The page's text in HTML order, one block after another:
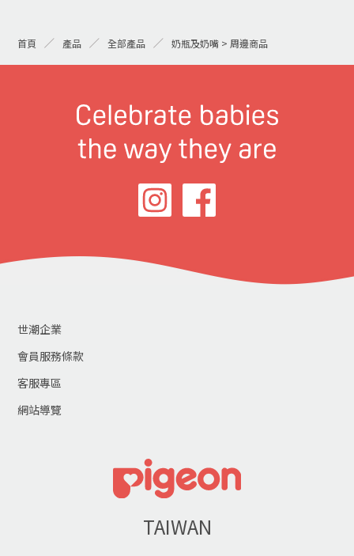
首頁 產品 全部產品 奶瓶及奶嘴 > 周邊商品
世潮企業
會員服務條款
客服專區
網站導覽
TAIWAN